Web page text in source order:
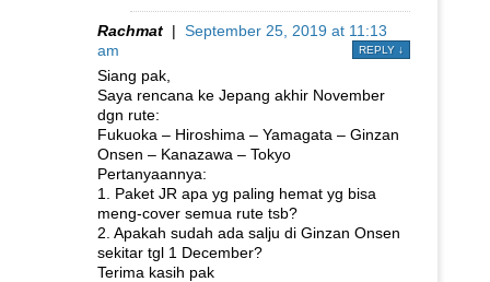
Rachmat | September 25, 2019 at 11:13
am
REPLY ↓
Siang pak,
Saya rencana ke Jepang akhir November
dgn rute:
Fukuoka – Hiroshima – Yamagata – Ginzan
Onsen – Kanazawa – Tokyo
Pertanyaannya:
1. Paket JR apa yg paling hemat yg bisa
meng-cover semua rute tsb?
2. Apakah sudah ada salju di Ginzan Onsen
sekitar tgl 1 December?
Terima kasih pak